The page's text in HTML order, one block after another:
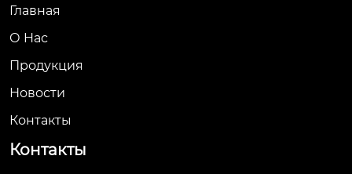
Главная
О Hас
Продукция
Новости
Контакты
Контакты